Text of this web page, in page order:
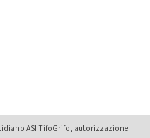
ASI TifoGrifo, autorizzazione